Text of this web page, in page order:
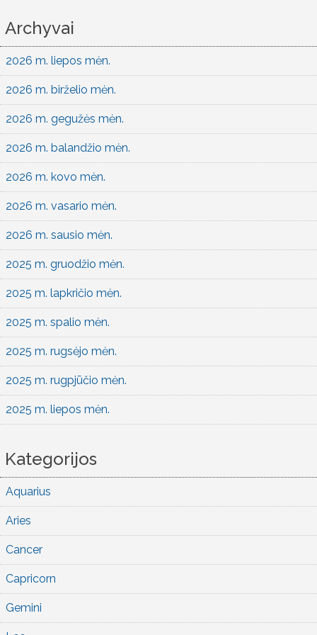
Archyvai
2026 m. liepos mėn.
2026 m. birželio mėn.
2026 m. gegužės mėn.
2026 m. balandžio mėn.
2026 m. kovo mėn.
2026 m. vasario mėn.
2026 m. sausio mėn.
2025 m. gruodžio mėn.
2025 m. lapkričio mėn.
2025 m. spalio mėn.
2025 m. rugsėjo mėn.
2025 m. rugpjūčio mėn.
2025 m. liepos mėn.
Kategorijos
Aquarius
Aries
Cancer
Capricorn
Gemini